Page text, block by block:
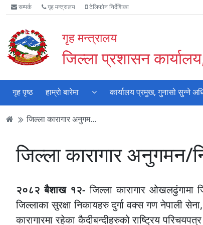
Accessibility
Mode
गर्नुहोस्
मुख्य
सामाग्री
पढ्नुहाेस्
मुख्य
नेभिगेसन
पढ्नुहाेस्
वेबसाइट
खोजमा
जानुहोस्
सम्पर्क गृह मन्त्रालय टेलिफोन निर्देशिका
गृह मन्त्रालय
जिल्ला प्रशासन
गृह पृष्ठ हाम्रो बारेमा कार्यालय प्रमुख, गुनासो सुन्‍ने
जिल्ला कारागार अनुगम...
जिल्ला कारागार अनुगमन/
२०८२ बैशाख १२- जिल्ला कारागार ओखलढुंगामा
जिल्लाका सुरक्षा निकायहरु दुर्गा वक्स गण नेपाली
कारागारमा रहेका कैदीबन्दीहरुको राष्ट्रिय